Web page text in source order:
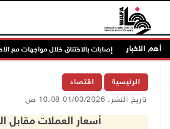
أهم الاخبار إصابات بالاختناق خلال مواجهات مع
الرئيسية اقتصاد
تاريخ النشر: 01/03/2026 10:08 ص
أسعار العملات مقابل